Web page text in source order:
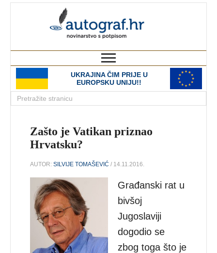
UKRAJINA ČIM PRIJE U
EUROPSKU UNIJU!!
Zašto je Vatikan priznao
Hrvatsku?
AUTOR:SILVIJE TOMAŠEVIĆ / 14.11.2016.
Građanski rat u
bivšoj
Jugoslaviji
dogodio se
zbog toga što je